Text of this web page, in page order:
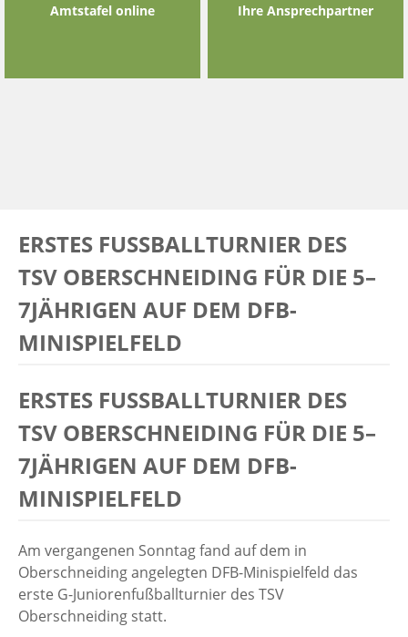
Amtstafel online Ihre Ansprechpartner
ERSTES FUSSBALLTURNIER DES T
SV OBERSCHNEIDING FÜR DIE 5–7
JÄHRIGEN AUF DEM DFB-M
INISPIELFELD
ERSTES FUSSBALLTURNIER DES T
SV OBERSCHNEIDING FÜR DIE 5–7
JÄHRIGEN AUF DEM DFB-M
INISPIELFELD
Am vergangenen Sonntag fand auf dem in
Oberschneiding angelegten DFB-Minispielfeld das
erste G-Juniorenfußballturnier des TSV
Oberschneiding statt.